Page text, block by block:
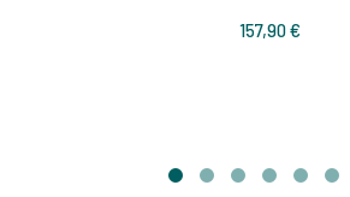
157,90 €Prix